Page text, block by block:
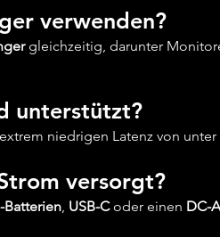
verwenden?
gleichzeitig, darunter
unterstützt?
niedrigen Latenz von unter
versorgt?
Batterien, USB-Coder einen DC-